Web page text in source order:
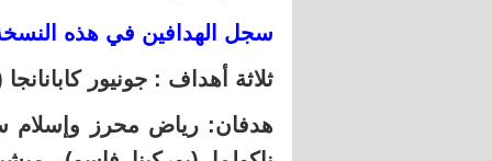
سجل الهدافين في هذه
ثلاثة أهداف : جونيور
هدفان: رياض محرز وإسلام